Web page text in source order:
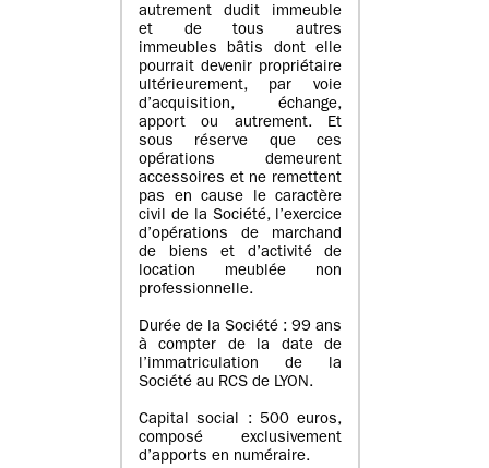
autrement dudit immeuble
et de tous autres
immeubles bâtis dont elle
pourrait devenir propriétaire
ultérieurement, par voie
d’acquisition, échange,
apport ou autrement. Et
sous réserve que ces
opérations demeurent
accessoires et ne remettent
pas en cause le caractère
civil de la Société, l’exercice
d’opérations de marchand
de biens et d’activité de
location meublée non
professionnelle.
Durée de la Société : 99 ans
à compter de la date de
l’immatriculation de la
Société au RCS de LYON.
Capital social : 500 euros,
composé exclusivement
d’apports en numéraire.